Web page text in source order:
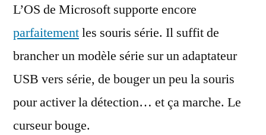
L’OS de Microsoft supporte encore
parfaitementles souris série. Il suffit de
brancher un modèle série sur un adaptateur
USB vers série, de bouger un peu la souris
pour activer la détection… et ça marche. Le
curseur bouge.